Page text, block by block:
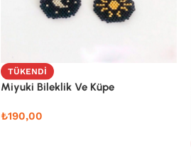
TÜKENDI
Miyuki Bileklik Ve Küpe
₺190,00